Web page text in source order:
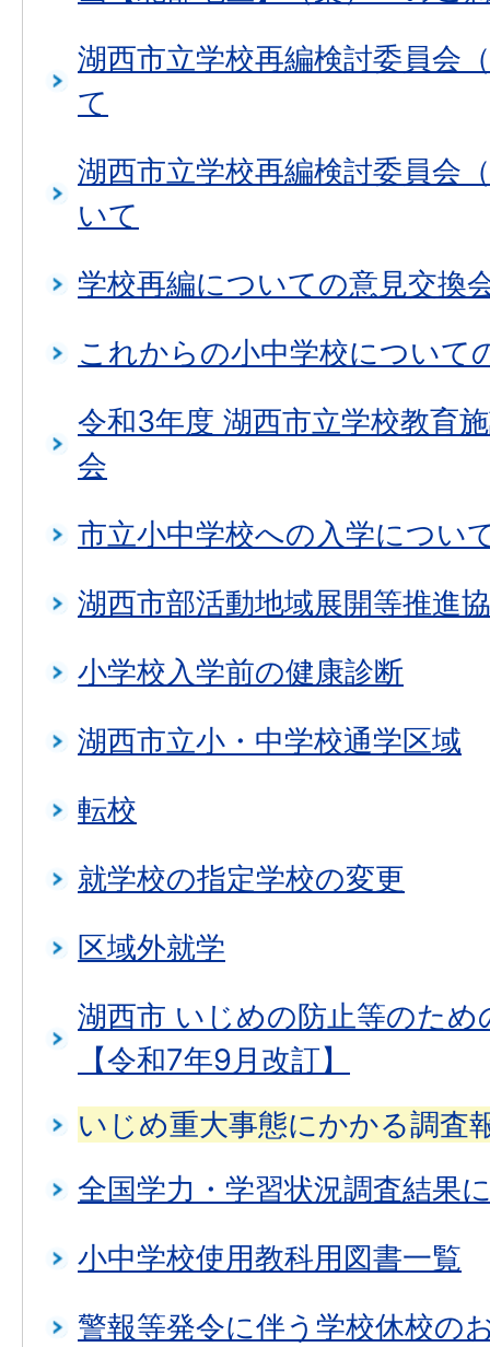
湖西市立学校再編検討委員会
て
湖西市立学校再編検討委員会
いて
学校再編についての意見交換
これからの小中学校について
令和3年度 湖西市立学校教育
会
市立小中学校への入学につい
湖西市部活動地域展開等推進
小学校入学前の健康診断
湖西市立小・中学校通学区域
転校
就学校の指定学校の変更
区域外就学
湖西市 いじめの防止等のため
【令和7年9月改訂】
いじめ重大事態にかかる調査
全国学力・学習状況調査結果
小中学校使用教科用図書一覧
警報等発令に伴う学校休校の